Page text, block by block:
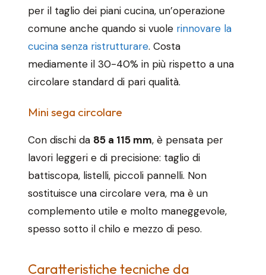
per il taglio dei piani cucina, un’operazione
comune anche quando si vuole rinnovare la
cucina senza ristrutturare. Costa
mediamente il 30-40% in più rispetto a una
circolare standard di pari qualità.
Mini sega circolare
Con dischi da 85 a 115 mm, è pensata per
lavori leggeri e di precisione: taglio di
battiscopa, listelli, piccoli pannelli. Non
sostituisce una circolare vera, ma è un
complemento utile e molto maneggevole,
spesso sotto il chilo e mezzo di peso.
Caratteristiche tecniche da